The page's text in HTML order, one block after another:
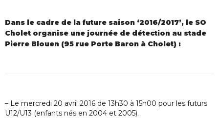
Dans le cadre de la future saison ‘2016/2017’, le SO
Cholet organise une journée de détection au stade
Pierre Blouen (95 rue Porte Baron à Cholet) :
– Le mercredi 20 avril 2016 de 13h30 à 15h00 pour les futurs
U12/U13 (enfants nés en 2004 et 2005).